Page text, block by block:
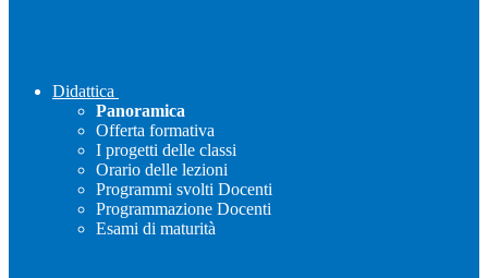
Didattica
Panoramica
Offerta formativa
I progetti delle classi
Orario delle lezioni
Programmi svolti Docenti
Programmazione Docenti
Esami di maturità